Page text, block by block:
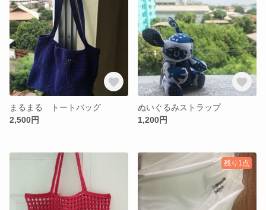
まるまる トートバッグ
2,500円
ぬいぐるみストラップ
1,200円
残り1点